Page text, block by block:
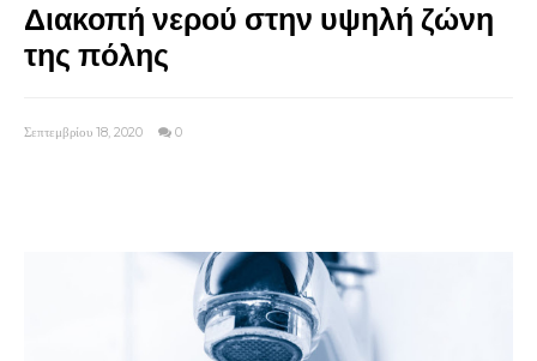
Διακοπή νερού στην υψηλή ζώνη
της πόλης
Σεπτεμβρίου 18, 2020 0